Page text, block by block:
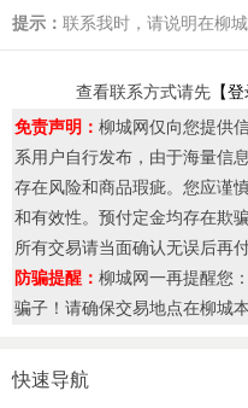
提示： 联系我时，请说明在柳
查看联系方式请先 【
免责声明： 柳城网仅向您提供
系用户自行发布，由于海量信
存在风险和商品瑕疵。您应谨
和有效性。预付定金均存在欺
所有交易请当面确认无误后再
防骗提醒： 柳城网一再提醒您
骗子！请确保交易地点在柳城
快速导航